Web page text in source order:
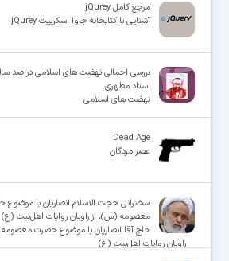
مرجع کامل jQurey
آشنایی با کتابخانه جاوا اسکریپت jQurey
بررسی اجمالی نهضت های اسلامی در صد
استاد مطهری
نهضت های اسلامی
Dead Age
عصر مردگان
سخنرانی حجت الاسلام انصاریان با
معصومه (س)، از راویان روایات اهل‌بیت (ع)
حاج آقا انصاریان با موضوع حضرت
راویان روایات اهل‌بیت (ع)